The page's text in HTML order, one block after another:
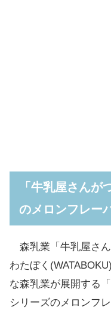
「牛乳屋さんが
のメロンフレー
森乳業「牛乳屋さん
わたぼく
な森乳業が展開する
シリーズのメロンフレ